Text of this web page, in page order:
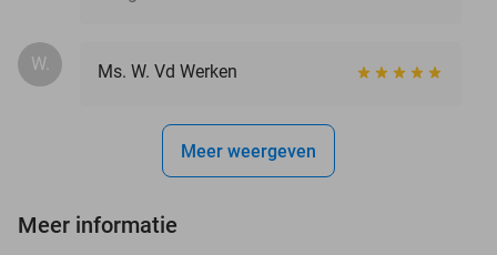
W. Ms. W. Vd Werken
Meer weergeven
Meer informatie